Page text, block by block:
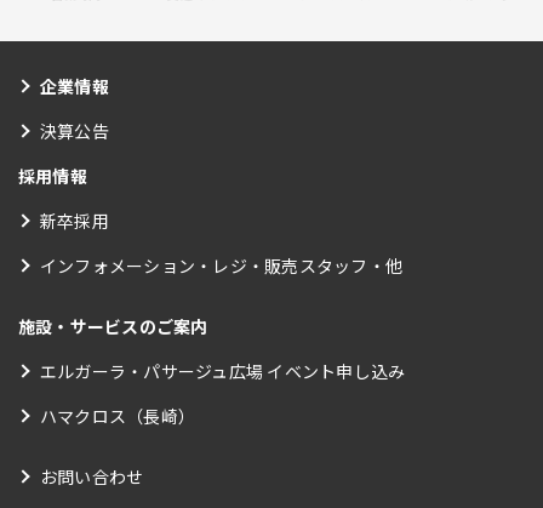
企業情報
決算公告
採用情報
新卒採用
インフォメーション・レジ・販売スタッフ・他
施設・サービスのご案内
エルガーラ・パサージュ広場 イベント申し込み
ハマクロス（長崎）
お問い合わせ